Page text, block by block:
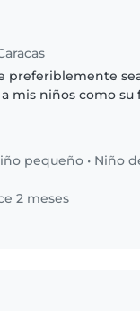
preferiblemente
mis niños como su
pequeño • Niño
2 meses